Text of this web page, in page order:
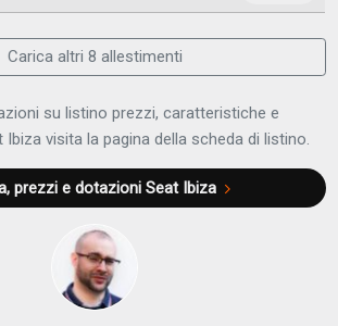
Carica altri 8 allestimenti
su listino prezzi, caratteristiche e
visita la pagina della scheda di listino.
prezzi e dotazioni Seat Ibiza